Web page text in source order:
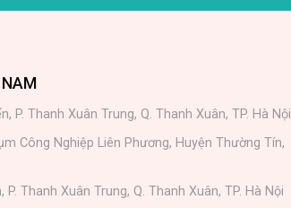
P. Thanh Xuân Trung, Q. Thanh Xuân, TP. Hà Nội
Công Nghiệp Liên Phương, Huyện Thường Tín,
P. Thanh Xuân Trung, Q. Thanh Xuân, TP. Hà Nội